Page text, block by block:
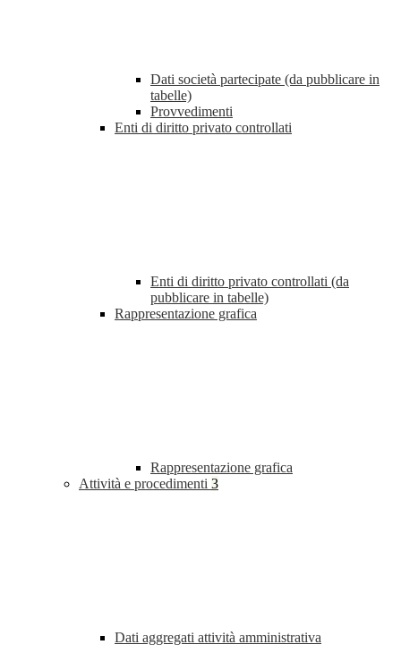
Dati società partecipate (da pubblicare in
tabelle)
Provvedimenti
Enti di diritto privato controllati
Enti di diritto privato controllati (da
pubblicare in tabelle)
Rappresentazione grafica
Rappresentazione grafica
Attività e procedimenti 3
Dati aggregati attività amministrativa